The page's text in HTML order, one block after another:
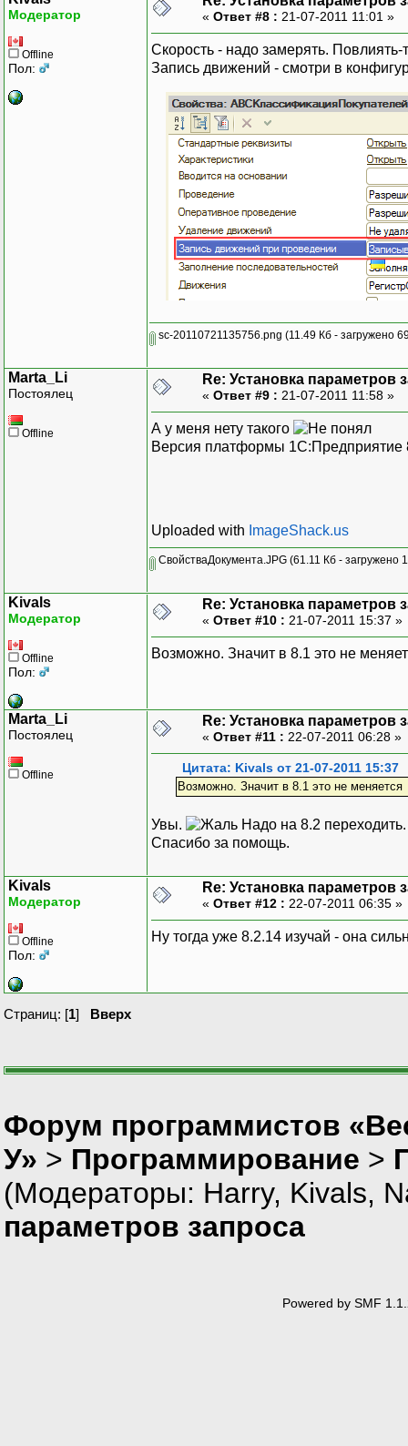
Модератор
Offline
Пол:
« Ответ #8 : 21-07-2011 11:01 »
Скорость - надо замерять.
Запись движений - смотри в
sc-20110721135756.png (11.49 Кб - загружено
Marta_Li
Постоялец
Offline
Re: Установка параметров
« Ответ #9 : 21-07-2011 11:58 »
А у меня нету такого
Версия платформы 1С:Предприятие
Uploaded with ImageShack.us
СвойстваДокумента.JPG (61.11 Кб - загружено
Kivals
Модератор
Offline
Пол:
Re: Установка параметров
« Ответ #10 : 21-07-2011 15:37 »
Возможно. Значит в 8.1 это не
Marta_Li
Постоялец
Offline
Re: Установка параметров
« Ответ #11 : 22-07-2011 06:28 »
Цитата: Kivals от 21-07-2011 15:37
Возможно. Значит в 8.1 это не меняется
Увы.
Надо на 8.2 переходить.
Спасибо за помощь.
Kivals
Модератор
Offline
Пол:
Re: Установка параметров
« Ответ #12 : 22-07-2011 06:35 »
Ну тогда уже 8.2.14 изучай - она
Страниц: [1] Вверх
Форум программистов
У» > Программирование >
(Модераторы: Harry, Kivals,
параметров запроса
Powered by SMF